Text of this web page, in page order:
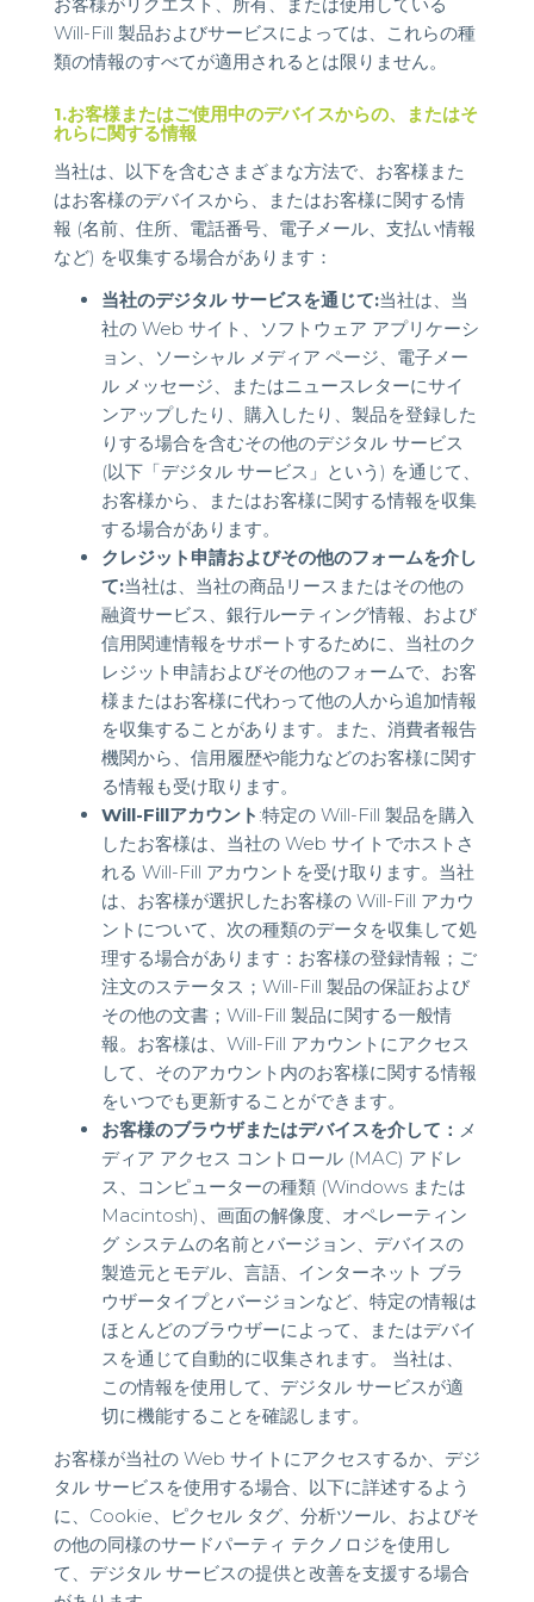
Will-Fill 製品およびサービスによっては、これらの種
類の情報のすべてが適用されるとは限りません。
1.お客様またはご使用中のデバイスからの、またはそ
れらに関する情報
当社は、以下を含むさまざまな方法で、お客様また
はお客様のデバイスから、またはお客様に関する情
報 (名前、住所、電話番号、電子メール、支払い情報
など) を収集する場合があります：
当社のデジタル サービスを通じて:当社は、当
社の Web サイト、ソフトウェア アプリケーシ
ョン、ソーシャル メディア ページ、電子メー
ル メッセージ、またはニュースレターにサイ
ンアップしたり、購入したり、製品を登録した
りする場合を含むその他のデジタル サービス
(以下「デジタル サービス」という) を通じて、
お客様から、またはお客様に関する情報を収集
する場合があります。
クレジット申請およびその他のフォームを介し
て:当社は、当社の商品リースまたはその他の
融資サービス、銀行ルーティング情報、および
信用関連情報をサポートするために、当社のク
レジット申請およびその他のフォームで、お客
様またはお客様に代わって他の人から追加情報
を収集することがあります。また、消費者報告
機関から、信用履歴や能力などのお客様に関す
る情報も受け取ります。
Will-Fillアカウント :特定の Will-Fill 製品を購入
したお客様は、当社の Web サイトでホストさ
れる Will-Fill アカウントを受け取ります。当社
は、お客様が選択したお客様の Will-Fill アカウ
ントについて、次の種類のデータを収集して処
理する場合があります：お客様の登録情報；ご
注文のステータス；Will-Fill 製品の保証および
その他の文書；Will-Fill 製品に関する一般情
報。お客様は、Will-Fill アカウントにアクセス
して、そのアカウント内のお客様に関する情報
をいつでも更新することができます。
お客様のブラウザまたはデバイスを介して： メ
ディア アクセス コントロール (MAC) アドレ
ス、コンピューターの種類 (Windows または
Macintosh)、画面の解像度、オペレーティン
グ システムの名前とバージョン、デバイスの
製造元とモデル、言語、インターネット ブラ
ウザータイプとバージョンなど、特定の情報は
ほとんどのブラウザーによって、またはデバイ
スを通じて自動的に収集されます。 当社は、
この情報を使用して、デジタル サービスが適
切に機能することを確認します。
お客様が当社の Web サイトにアクセスするか、デジ
タル サービスを使用する場合、以下に詳述するよう
に、Cookie、ピクセル タグ、分析ツール、およびそ
の他の同様のサードパーティ テクノロジを使用し
て、デジタル サービスの提供と改善を支援する場合